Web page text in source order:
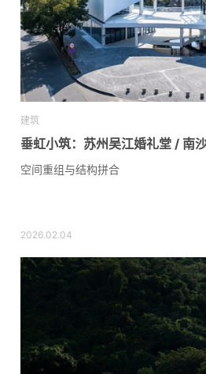
建筑
垂虹小筑：苏州吴江婚礼堂 / 南
空间重组与结构拼合
2026.02.04